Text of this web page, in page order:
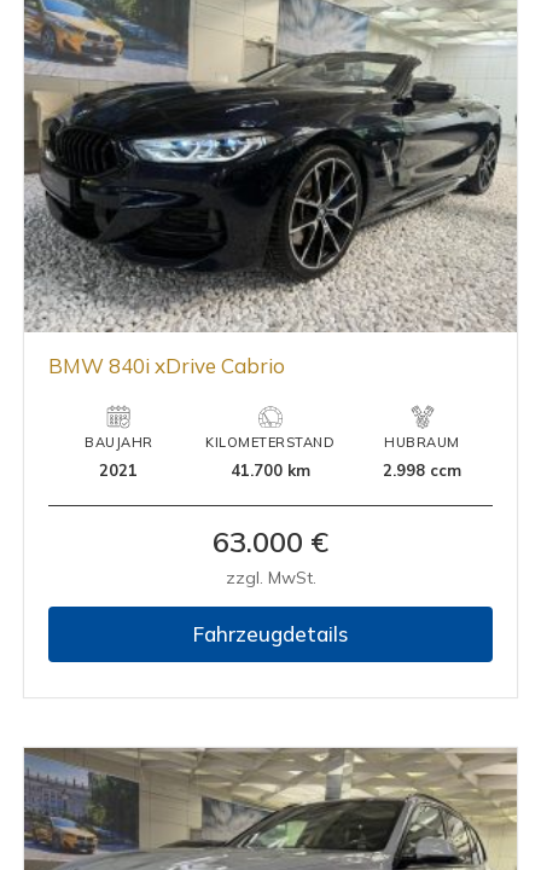
BMW 840i xDrive Cabrio
BAUJAHR
2021
KILOMETERSTAND
41.700 km
HUBRAUM
2.998 ccm
63.000 €
zzgl. MwSt.
Fahrzeugdetails